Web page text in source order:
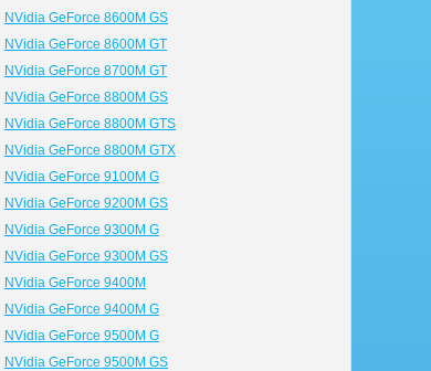
NVidia GeForce 8600M GS
NVidia GeForce 8600M GT
NVidia GeForce 8700M GT
NVidia GeForce 8800M GS
NVidia GeForce 8800M GTS
NVidia GeForce 8800M GTX
NVidia GeForce 9100M G
NVidia GeForce 9200M GS
NVidia GeForce 9300M G
NVidia GeForce 9300M GS
NVidia GeForce 9400M
NVidia GeForce 9400M G
NVidia GeForce 9500M G
NVidia GeForce 9500M GS